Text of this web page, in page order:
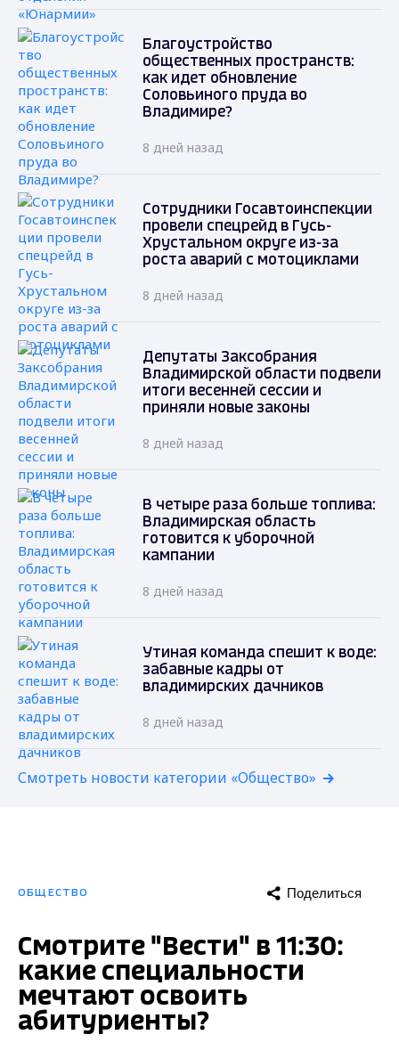
Благоустройство
общественных пространств:
как идет обновление
Соловьиного пруда во
Владимире?
8 дней назад
Сотрудники Госавтоинспекции
провели спецрейд в Гусь-
Хрустальном округе из-за
роста аварий с мотоциклами
8 дней назад
Депутаты Заксобрания
Владимирской области подвели
итоги весенней сессии и
приняли новые законы
8 дней назад
В четыре раза больше топлива:
Владимирская область
готовится к уборочной
кампании
8 дней назад
Утиная команда спешит к воде:
забавные кадры от
владимирских дачников
8 дней назад
Смотреть новости категории «Общество»
ОБЩЕСТВО Поделиться
Смотрите "Вести" в 11:30:
какие специальности
мечтают освоить
абитуриенты?